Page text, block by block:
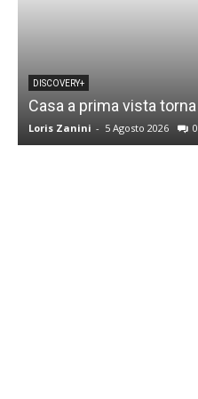
DISCOVERY+
Casa a prima vista
Loris Zanini - 5 Agosto 2026 0